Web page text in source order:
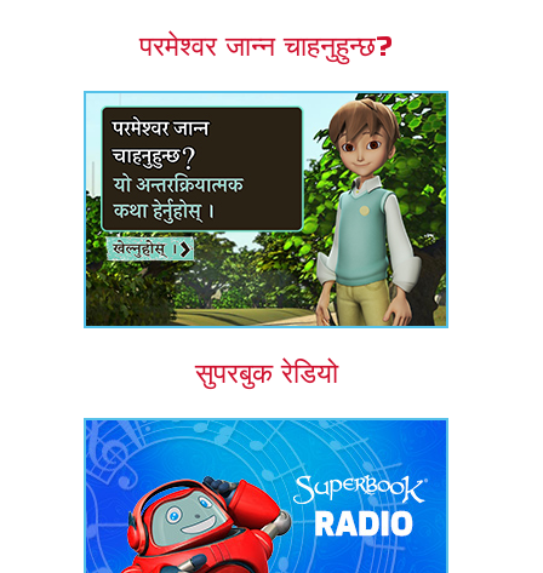
परमेश्वर जान्न चाहनुहुन्छ?
सुपरबुक रेडियो